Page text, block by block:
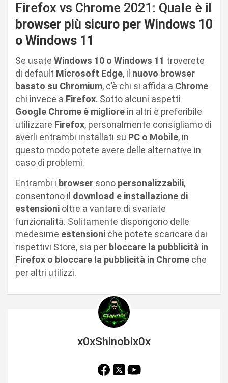
Firefox vs Chrome 2021: Quale è il
browser più sicuro per Windows 10
o Windows 11
Se usate Windows 10 o Windows 11 troverete
di default Microsoft Edge, il nuovo browser
basato su Chromium, c’è chi si affida a Chrome
chi invece a Firefox. Sotto alcuni aspetti
Google Chrome è migliore in altri è preferibile
utilizzare Firefox, personalmente consigliamo di
averli entrambi installati su PC o Mobile, in
questo modo potete avere delle alternative in
caso di problemi.
Entrambi i browser sono personalizzabili,
consentono il download e installazione di
estensioni oltre a vantare di svariate
funzionalità. Solitamente dispongono delle
medesime estensioni che potete scaricare dai
rispettivi Store, sia per bloccare la pubblicità in
Firefox o bloccare la pubblicità in Chrome che
per altri utilizzi.
x0xShinobix0x